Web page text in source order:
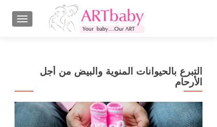
التبرع بالحيوانات المنوية والبيض من أجل
الأرحام